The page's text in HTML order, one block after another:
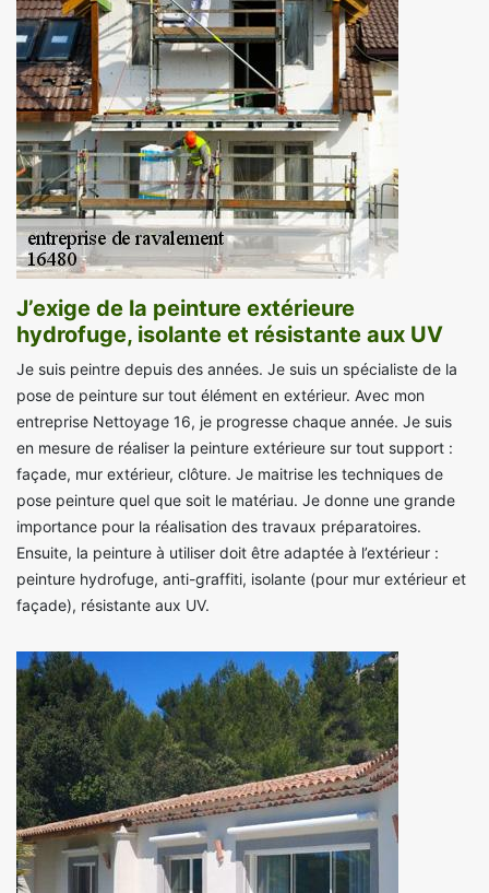
J’exige de la peinture extérieure
hydrofuge, isolante et résistante aux UV
Je suis peintre depuis des années. Je suis un spécialiste de la
pose de peinture sur tout élément en extérieur. Avec mon
entreprise Nettoyage 16, je progresse chaque année. Je suis
en mesure de réaliser la peinture extérieure sur tout support :
façade, mur extérieur, clôture. Je maitrise les techniques de
pose peinture quel que soit le matériau. Je donne une grande
importance pour la réalisation des travaux préparatoires.
Ensuite, la peinture à utiliser doit être adaptée à l’extérieur :
peinture hydrofuge, anti-graffiti, isolante (pour mur extérieur et
façade), résistante aux UV.